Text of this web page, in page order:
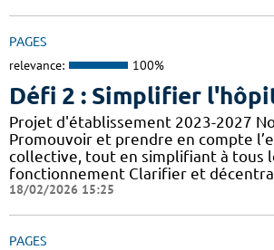
PAGES
relevance: 100%
Défi 2 : Simplifier
Projet d'établissement 2023-2027
Promouvoir et prendre en compte
collective, tout en simplifiant à tous
fonctionnement Clarifier et
18/02/2026 15:25
PAGES